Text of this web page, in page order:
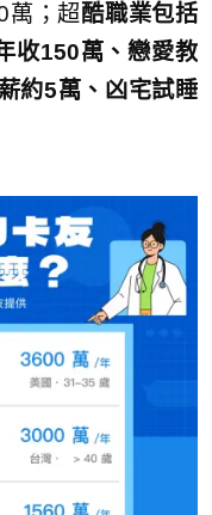
萬；超酷職業包括
收150萬、戀愛教
約5萬、凶宅試睡